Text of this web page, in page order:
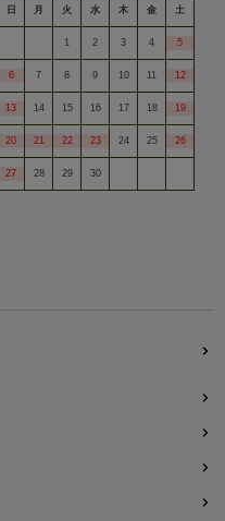
日 月 火 水 木 金 土
1 2 3 4 5
6 7 8 9 10 11 12
13 14 15 16 17 18 19
20 21 22 23 24 25 26
27 28 29 30